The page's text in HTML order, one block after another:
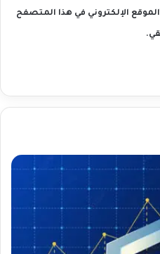
الإلكتروني في هذا المتصفح